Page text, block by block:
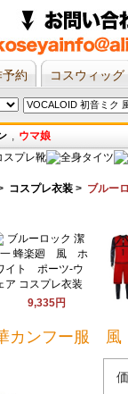
約 コスウィッグ
, ウマ娘
コスプレ衣装 > ブルー
9,335円
カンフー服 風